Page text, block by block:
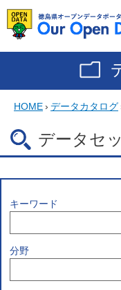
HOME› データカタログ
データセ
キーワード
分野